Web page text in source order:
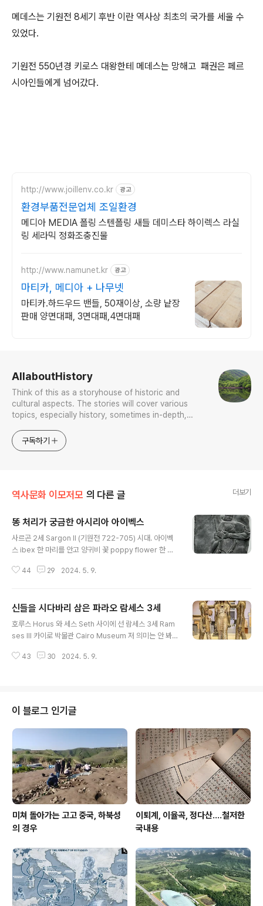
메데스는 기원전 8세기 후반 이란 역사상 최초의 국가를 세울 수
있었다.
기원전 550년경 키로스 대왕한테 메데스는 망해고 패권은 페르
시아인들에게 넘어갔다.
http://www.joillenv.co.kr 광고
환경부품전문업체 조일환경
메디아 MEDIA 폴링 스텐폴링 새들 데미스타 하이렉스 라실
링 세라믹 정화조충진물
http://www.namunet.kr 광고
마티카, 메디아 + 나무넷
마티카.하드우드 밴들, 50재이상, 소량 낱장
판매 양면대패, 3면대패,4면대패
AllaboutHistory
Think of this as a storyhouse of historic and
cultural aspects. The stories will cover various
topics, especially history, sometimes in-depth,
approach will be to resist any common sense or
generalized viewpoint
구독하기
역사문화 이모저모 의 다른 글 더보기
똥 처리가 궁금한 아시리아 아이벡스
사르곤 2세 Sargon II (기원전 722-705) 시대. 아이벡
스 ibex 한 마리를 안고 양귀비 꽃 poppy flower 한 송
ukin 사르곤 2세 궁전 출토 이와 같은 설명이 붙었는데 전
비인 건 고사하고 그 상징도 파악하기 힘들다. ibex 이건
번역어도 없이 아이벡스라 하는데 양 같기도 하고 뭐 글타.
그걸 쥔 손 모양이 눈길이 간다. 저러면 똥을 자주 싸는데
나아가 자칫 저 뿔에 받히면 골로 간다. 고기가 좋았나 가죽
44 29 2024. 5. 9.
신들을 시다바리 삼은 파라오 람세스 3세
호루스 Horus 와 세스 Seth 사이에 선 람세스 3세 Ram
ses III 카이로 박물관 Cairo Museum 저 의미는 안 봐도
대관식 같은 데서 어울린다. 이른바 정통성 만들기 일환이
니었을까? 재료는 회색 화강암이다. 3d 자료가 보여 누끼
따서 전재한다.
43 30 2024. 5. 9.
이 블로그 인기글
미쳐 돌아가는 고고 중국, 하북성
의 경우
이퇴계, 이율곡, 정다산....철저한
국내용